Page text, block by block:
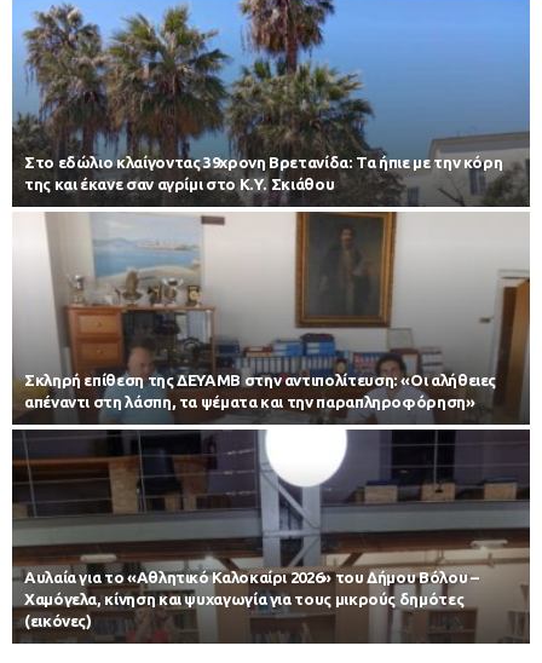
Στο εδώλιο κλαίγοντας 39χρονη Βρετανίδα: Τα ήπιε με την κόρη
της και έκανε σαν αγρίμι στο Κ.Υ. Σκιάθου
Σκληρή επίθεση της ΔΕΥΑΜΒ στην αντιπολίτευση: «Οι αλήθειες
απέναντι στη λάσπη, τα ψέματα και την παραπληροφόρηση»
Αυλαία για το «Αθλητικό Καλοκαίρι 2026» του Δήμου Βόλου –
Χαμόγελα, κίνηση και ψυχαγωγία για τους μικρούς δημότες
(εικόνες)